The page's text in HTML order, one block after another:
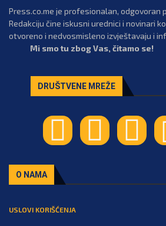
Press.co.me je profesionalan, odgovoran
Redakciju čine iskusni urednici i novinari
otvoreno i nedvosmisleno izvještavaju i
Mi smo tu zbog Vas, čitamo se!
DRUŠTVENE MREŽE
O NAMA
USLOVI KORIŠĆENJA